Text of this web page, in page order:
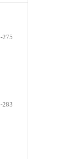
275
283